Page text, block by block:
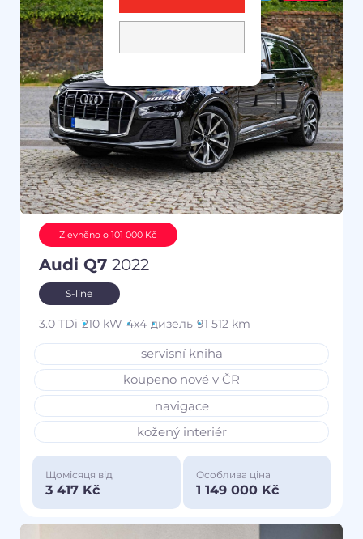
Zlevněno o 101 000 Kč
Audi Q7 2022
S-line
3.0 TDi 210 kW 4x4 дизель 91 512 km
servisní kniha
koupeno nové v ČR
navigace
kožený interiér
Щомісяця від
3 417 Kč
Особлива ціна
1 149 000 Kč